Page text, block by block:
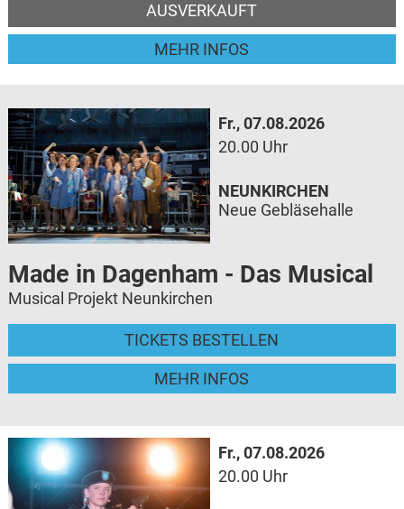
AUSVERKAUFT
MEHR INFOS
Fr., 07.08.2026
20.00 Uhr
Made in Dagenham - Das Musical
Musical Projekt Neunkirchen
TICKETS BESTELLEN
MEHR INFOS
NEUNKIRCHEN
Neue Gebläsehalle
Fr., 07.08.2026
20.00 Uhr